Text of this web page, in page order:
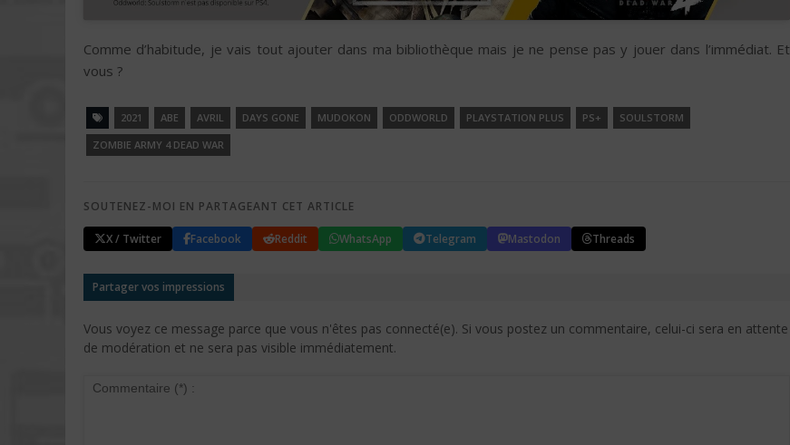
Comme d’habitude, je vais tout ajouter dans ma bibliothèque mais je ne pense pas y jouer dans l’immédiat. Et
vous ?
2021 ABE AVRIL DAYS GONE MUDOKON ODDWORLD PLAYSTATION PLUS PS+
SOULSTORM
ZOMBIE ARMY 4 DEAD WAR
SOUTENEZ-MOI EN PARTAGEANT CET ARTICLE
X / Twitter Facebook Reddit WhatsApp Telegram Mastodon Threads
Partager vos impressions
Vous voyez ce message parce que vous n'êtes pas connecté(e). Si vous postez un commentaire, celui-ci sera en attente
de modération et ne sera pas visible immédiatement.